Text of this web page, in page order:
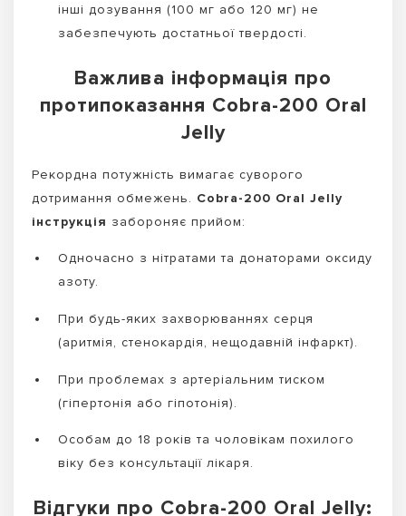
інші дозування (100 мг або 120 мг) не
забезпечують достатньої твердості.
Важлива інформація про
протипоказання Cobra-200 Oral
Jelly
Рекордна потужність вимагає суворого
дотримання обмежень. Cobra-200 Oral Jelly
інструкція забороняє прийом:
Одночасно з нітратами та донаторами оксиду
азоту.
При будь-яких захворюваннях серця
(аритмія, стенокардія, нещодавній інфаркт).
При проблемах з артеріальним тиском
(гіпертонія або гіпотонія).
Особам до 18 років та чоловікам похилого
віку без консультації лікаря.
Відгуки про Cobra-200 Oral Jelly: